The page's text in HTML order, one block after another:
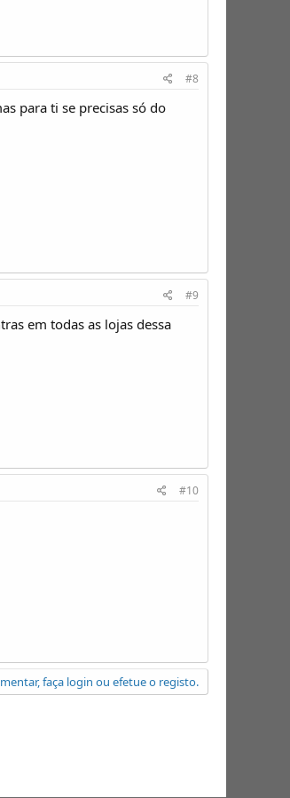
#8
para ti se precisas só do
#9
em todas as lojas dessa
#10
faça login ou efetue o registo.